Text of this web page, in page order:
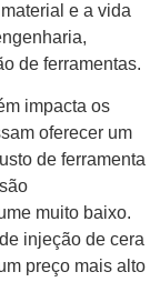
e a vida
de ferramentas.
impacta os
oferecer um
de ferramenta
muito baixo.
injeção de cera
preço mais alto